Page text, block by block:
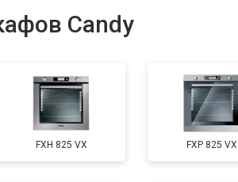
Candy
FXH 825 VX FXP 825 VX